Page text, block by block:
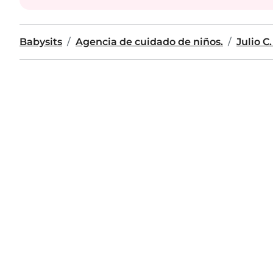
Babysits Agencia de cuidado de niños. Julio